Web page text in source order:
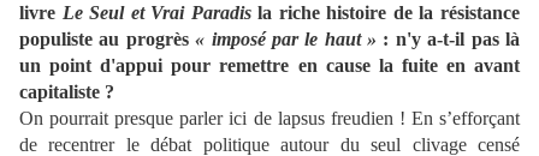
livre Le Seul et Vrai Paradisla riche histoire de la résistance
populiste au progrès« imposé par le haut » : n'y a-t-il pas là
un point d'appui pour remettre en cause la fuite en avant
capitaliste ?
On pourrait presque parler ici de lapsus freudien ! En s’efforçant
de recentrer le débat politique autour du seul clivage censé